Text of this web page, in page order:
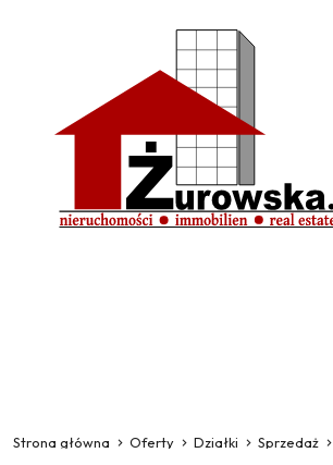
Strona główna Oferty Działki Sprzedaż